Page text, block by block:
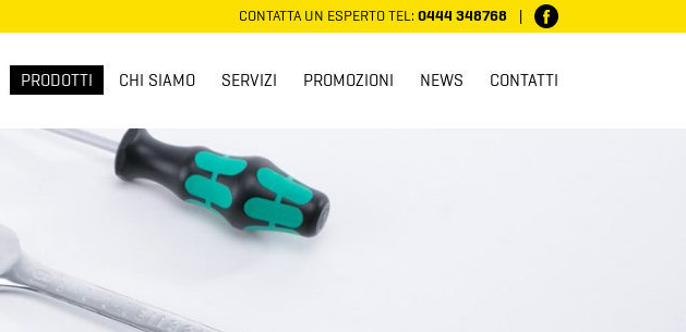
CONTATTA UN ESPERTO TEL: 0444 348768
PRODOTTI CHI SIAMO SERVIZI PROMOZIONI NEWS CONTATTI